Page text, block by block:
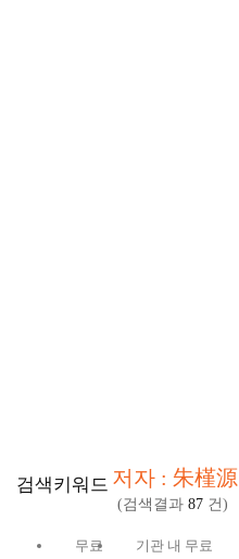
검색키워드 저자 : 朱槿源
(검색결과 87 건)
무료
기관 내 무료